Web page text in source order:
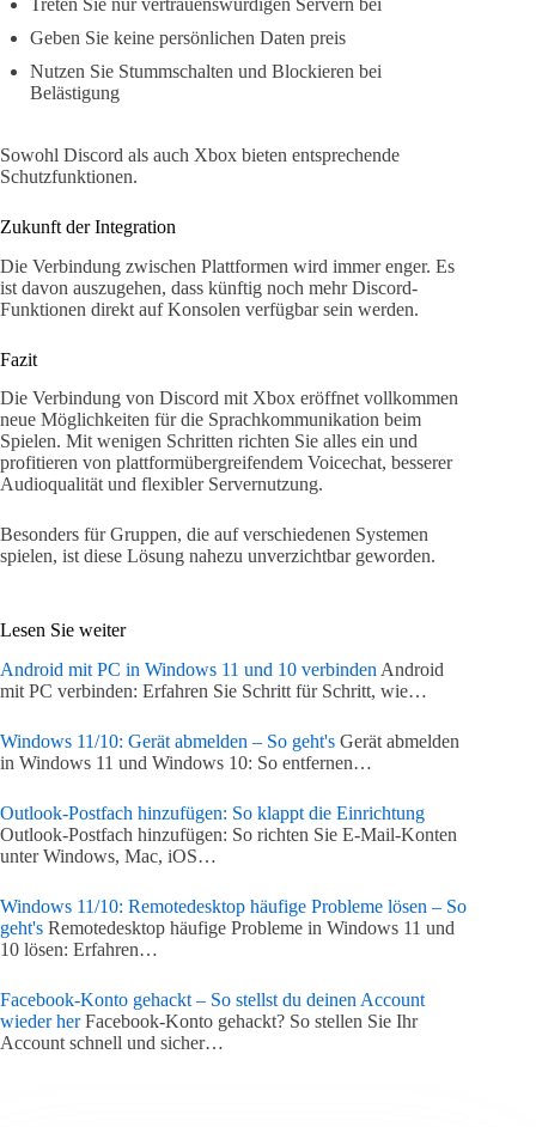
Geben Sie keine persönlichen Daten preis
Nutzen Sie Stummschalten und Blockieren bei
Belästigung
Sowohl Discord als auch Xbox bieten entsprechende
Schutzfunktionen.
Zukunft der Integration
Die Verbindung zwischen Plattformen wird immer enger. Es
ist davon auszugehen, dass künftig noch mehr Discord-
Funktionen direkt auf Konsolen verfügbar sein werden.
Fazit
Die Verbindung von Discord mit Xbox eröffnet vollkommen
neue Möglichkeiten für die Sprachkommunikation beim
Spielen. Mit wenigen Schritten richten Sie alles ein und
profitieren von plattformübergreifendem Voicechat, besserer
Audioqualität und flexibler Servernutzung.
Besonders für Gruppen, die auf verschiedenen Systemen
spielen, ist diese Lösung nahezu unverzichtbar geworden.
Lesen Sie weiter
Android mit PC in Windows 11 und 10 verbinden Android
mit PC verbinden: Erfahren Sie Schritt für Schritt, wie…
Windows 11/10: Gerät abmelden – So geht's Gerät abmelden
in Windows 11 und Windows 10: So entfernen…
Outlook-Postfach hinzufügen: So klappt die Einrichtung
Outlook-Postfach hinzufügen: So richten Sie E-Mail-Konten
unter Windows, Mac, iOS…
Windows 11/10: Remotedesktop häufige Probleme lösen – So
geht's Remotedesktop häufige Probleme in Windows 11 und
10 lösen: Erfahren…
Facebook-Konto gehackt – So stellst du deinen Account
wieder herFacebook-Konto gehackt? So stellen Sie Ihr
Account schnell und sicher…